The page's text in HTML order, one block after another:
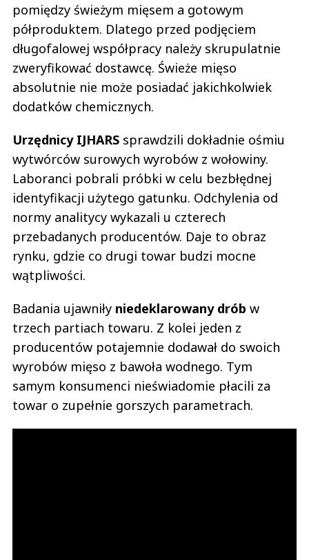
pomiędzy świeżym mięsem a gotowym
półproduktem. Dlatego przed podjęciem
długofalowej współpracy należy skrupulatnie
zweryfikować dostawcę. Świeże mięso
absolutnie nie może posiadać jakichkolwiek
dodatków chemicznych.
Urzędnicy IJHARS sprawdzili dokładnie ośmiu
wytwórców surowych wyrobów z wołowiny.
Laboranci pobrali próbki w celu bezbłędnej
identyfikacji użytego gatunku. Odchylenia od
normy analitycy wykazali u czterech
przebadanych producentów. Daje to obraz
rynku, gdzie co drugi towar budzi mocne
wątpliwości.
Badania ujawniły niedeklarowany drób w
trzech partiach towaru. Z kolei jeden z
producentów potajemnie dodawał do swoich
wyrobów mięso z bawoła wodnego. Tym
samym konsumenci nieświadomie płacili za
towar o zupełnie gorszych parametrach.